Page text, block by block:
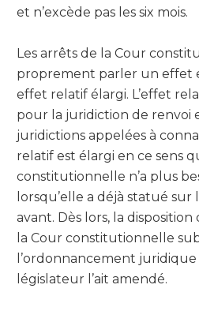
et n’excède pas les six mois.
Les arrêts de la Cour
proprement parler un effet
effet relatif élargi. L’effet
pour la juridiction de renvoi
juridictions appelées à
relatif est élargi en ce sens
constitutionnelle n’a plus
lorsqu’elle a déjà statué
avant. Dès lors, la
la Cour constitutionnelle
l’ordonnancement juridique
législateur l’ait amendé.